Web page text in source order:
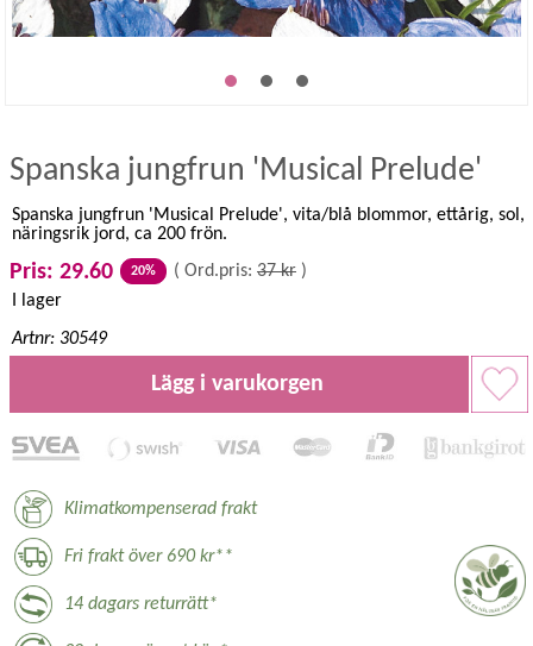
Spanska jungfrun 'Musical Prelude'
Spanska jungfrun 'Musical Prelude', vita/blå blommor, ettårig, sol,
näringsrik jord, ca 200 frön.
Pris: 29.60 20% ( Ord.pris: 37 kr )
I lager
Artnr: 30549
Lägg i varukorgen
Klimatkompenserad frakt
Fri frakt över 690 kr**
14 dagars returrätt*